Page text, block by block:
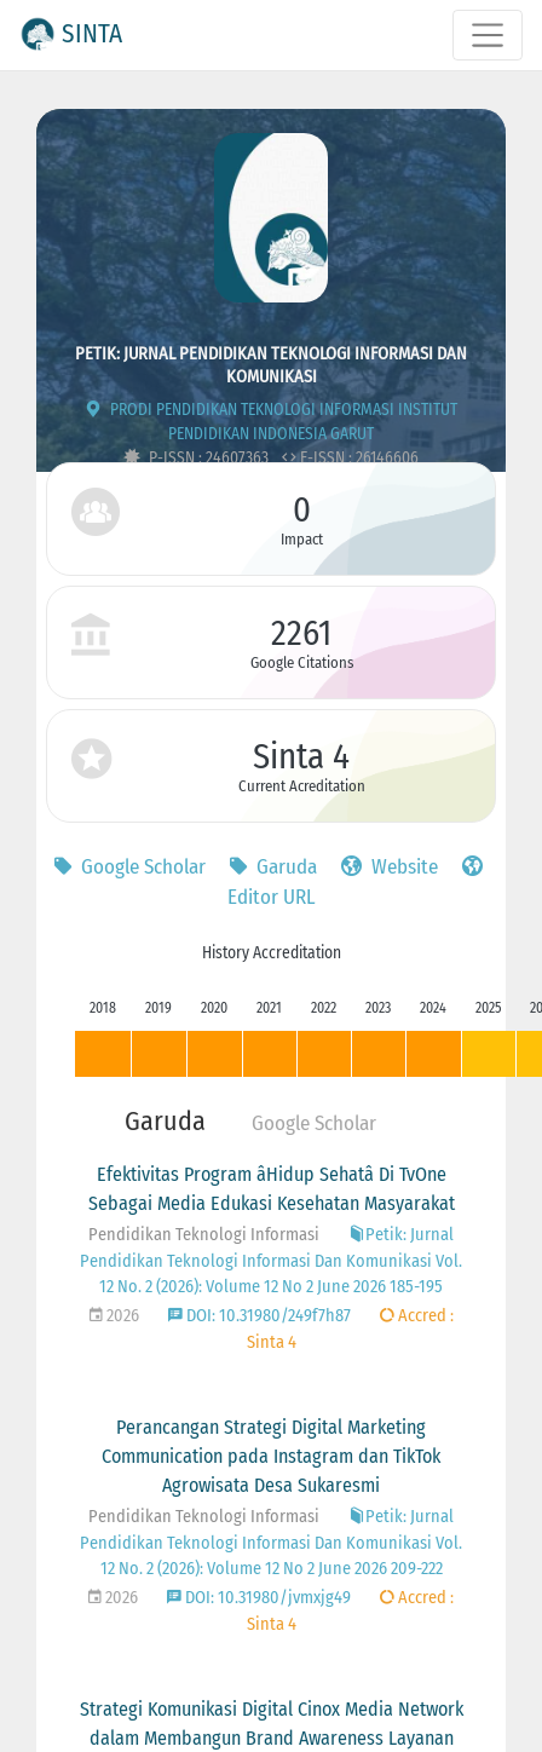
SINTA
PETIK: JURNAL PENDIDIKAN TEKNOLOGI INFORMASI DAN
KOMUNIKASI
PRODI PENDIDIKAN TEKNOLOGI INFORMASI INSTITUT
PENDIDIKAN INDONESIA GARUT
P-ISSN : 24607363
E-ISSN : 26146606
0
Impact
2261
Google Citations
Sinta 4
Current Acreditation
Google Scholar Garuda
Website
Editor URL
History Accreditation
2018 2019 2020 2021 2022 2023 2024 2025
Garuda Google Scholar
Efektivitas Program âHidup Sehatâ Di TvOne
Sebagai Media Edukasi Kesehatan Masyarakat
Pendidikan Teknologi Informasi
Petik: Jurnal
Pendidikan Teknologi Informasi Dan Komunikasi Vol.
12 No. 2 (2026): Volume 12 No 2 June 2026 185-195
2026
DOI: 10.31980/249f7h87
Accred :
Sinta 4
Perancangan Strategi Digital Marketing
Communication pada Instagram dan TikTok
Agrowisata Desa Sukaresmi
Pendidikan Teknologi Informasi
Petik: Jurnal
Pendidikan Teknologi Informasi Dan Komunikasi Vol.
12 No. 2 (2026): Volume 12 No 2 June 2026 209-222
2026
DOI: 10.31980/jvmxjg49
Accred :
Sinta 4
Strategi Komunikasi Digital Cinox Media Network
dalam Membangun Brand Awareness Layanan